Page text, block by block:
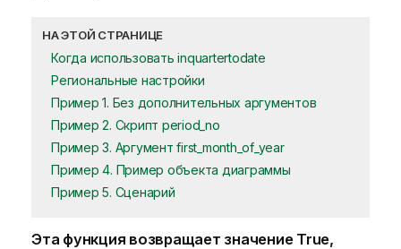
НА ЭТОЙ СТРАНИЦЕ
Когда использовать inquartertodate
Региональные настройки
Пример 1. Без дополнительных аргументов
Пример 2. Скрипт period_no
Пример 3. Аргумент first_month_of_year
Пример 4. Пример объекта диаграммы
Пример 5. Сценарий
Эта функция возвращает значение True,